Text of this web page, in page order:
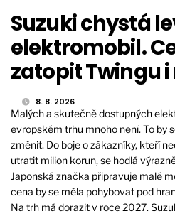
Suzuki chystá
elektromobil.
zatopit Twingu
8. 8. 2026
Malých a skutečně dostupných
evropském trhu mnoho není. To by
změnit. Do boje o zákazníky, kteří
utratit milion korun, se hodlá
Japonská značka připravuje malé
cena by se měla pohybovat pod
Na trh má dorazit v roce 2027.